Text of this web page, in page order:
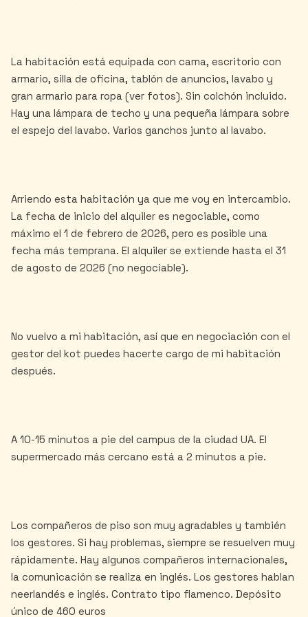
La habitación está equipada con cama, escritorio con
armario, silla de oficina, tablón de anuncios, lavabo y
gran armario para ropa (ver fotos). Sin colchón incluido.
Hay una lámpara de techo y una pequeña lámpara sobre
el espejo del lavabo. Varios ganchos junto al lavabo.
Arriendo esta habitación ya que me voy en intercambio.
La fecha de inicio del alquiler es negociable, como
máximo el 1 de febrero de 2026, pero es posible una
fecha más temprana. El alquiler se extiende hasta el 31
de agosto de 2026 (no negociable).
No vuelvo a mi habitación, así que en negociación con el
gestor del kot puedes hacerte cargo de mi habitación
después.
A 10-15 minutos a pie del campus de la ciudad UA. El
supermercado más cercano está a 2 minutos a pie.
Los compañeros de piso son muy agradables y también
los gestores. Si hay problemas, siempre se resuelven muy
rápidamente. Hay algunos compañeros internacionales,
la comunicación se realiza en inglés. Los gestores hablan
neerlandés e inglés. Contrato tipo flamenco. Depósito
único de 460 euros